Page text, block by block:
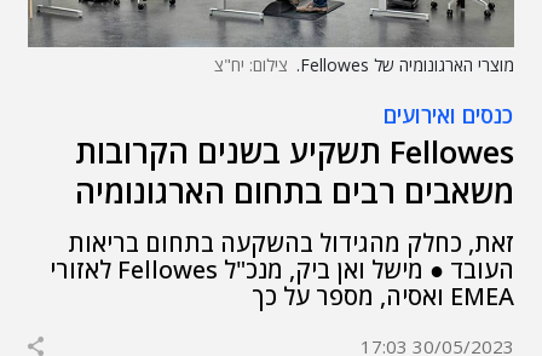
מוצרי הארגונומיה של Fellowes. צילום: יח"צ
כנסים ואירועים
Fellowes תשקיע בשנים הקרובות
משאבים רבים בתחום הארגונומיה
זאת, כחלק מהגידול בהשקעה בתחום בריאות
העובד ● מישל ואן ביק, מנכ"ל Fellowes לאזורי
EMEA ואסיה, מספר על כך
30/05/2023 17:03